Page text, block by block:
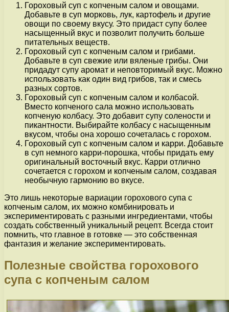
Гороховый суп с копченым салом и овощами.
Добавьте в суп морковь, лук, картофель и другие
овощи по своему вкусу. Это придаст супу более
насыщенный вкус и позволит получить больше
питательных веществ.
Гороховый суп с копченым салом и грибами.
Добавьте в суп свежие или вяленые грибы. Они
придадут супу аромат и неповторимый вкус. Можно
использовать как один вид грибов, так и смесь
разных сортов.
Гороховый суп с копченым салом и колбасой.
Вместо копченого сала можно использовать
копченую колбасу. Это добавит супу солености и
пикантности. Выбирайте колбасу с насыщенным
вкусом, чтобы она хорошо сочеталась с горохом.
Гороховый суп с копченым салом и карри. Добавьте
в суп немного карри-порошка, чтобы придать ему
оригинальный восточный вкус. Карри отлично
сочетается с горохом и копченым салом, создавая
необычную гармонию во вкусе.
Это лишь некоторые вариации горохового супа с
копченым салом, их можно комбинировать и
экспериментировать с разными ингредиентами, чтобы
создать собственный уникальный рецепт. Всегда стоит
помнить, что главное в готовке — это собственная
фантазия и желание экспериментировать.
Полезные свойства горохового
супа с копченым салом